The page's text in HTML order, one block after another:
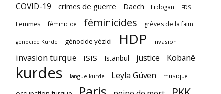
COVID-19 crimes de guerre Daech Erdogan FDS
Femmes féminicide féminicides grèves de la faim
génocide Kurde génocide yézidi HDP invasion
invasion turque ISIS Istanbul justice Kobanê
kurdes langue kurde Leyla Güven musique